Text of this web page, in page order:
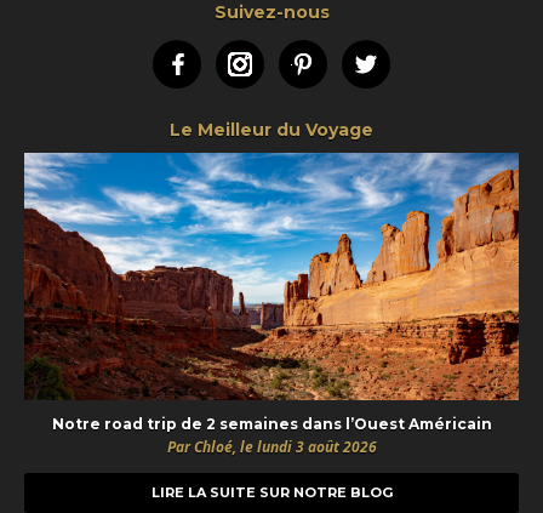
Suivez-nous
FacebookInstagramPinterestTwitter
Le Meilleur du Voyage
Notre road trip de 2 semaines dans l’Ouest Américain
Par Chloé, le lundi 3 août 2026
LIRE LA SUITE SUR NOTRE BLOG